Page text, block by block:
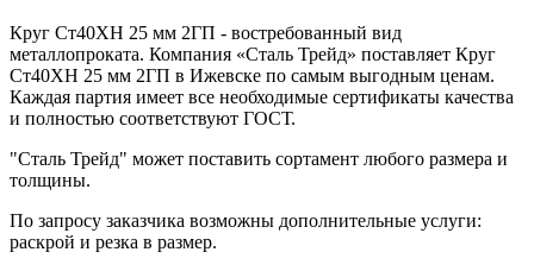
Круг Ст40ХН 25 мм 2ГП - востребованный вид
металлопроката. Компания «Сталь Трейд» поставляет Круг
Ст40ХН 25 мм 2ГП в Ижевске по самым выгодным ценам.
Каждая партия имеет все необходимые сертификаты качества
и полностью соответствуют ГОСТ.
"Сталь Трейд" может поставить сортамент любого размера и
толщины.
По запросу заказчика возможны дополнительные услуги:
раскрой и резка в размер.